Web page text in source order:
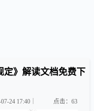
定》解读文档免费下
24 17:40｜ 点击：63